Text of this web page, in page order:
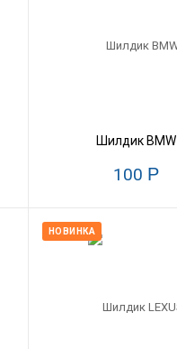
Шилдик BMW
100 Р
НОВИНКА